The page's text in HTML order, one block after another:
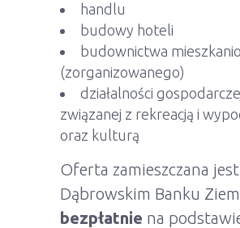
handlu
budowy hoteli
budownictwa
(zorganizowanego)
działalności
związanej z rekreacją i
oraz kulturą
Oferta zamieszczana
Dąbrowskim Banku
bezpłatnie na